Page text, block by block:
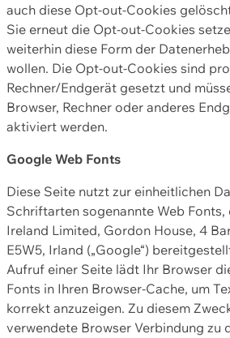
auch diese Opt-out-Cookies
Sie erneut die Opt-out-Cookies
weiterhin diese Form der
wollen. Die Opt-out-Cookies sind
Rechner/Endgerät gesetzt und
Browser, Rechner oder anderes
aktiviert werden.
Google Web Fonts
Diese Seite nutzt zur einheitlichen
Schriftarten sogenannte Web
Ireland Limited, Gordon House, 4
E5W5, Irland („Google“)
Aufruf einer Seite lädt Ihr Browser
Fonts in Ihren Browser-Cache, um
korrekt anzuzeigen. Zu diesem
verwendete Browser Verbindung zu